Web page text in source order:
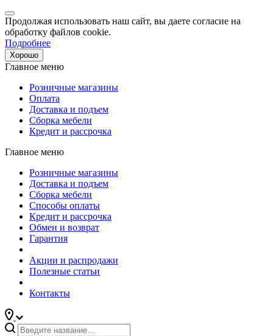
Продолжая использовать наш сайт, вы даете согласие на
обработку файлов cookie.
Подробнее
Хорошо
Главное меню
Розничные магазины
Оплата
Доставка и подъем
Сборка мебели
Кредит и рассрочка
Главное меню
Розничные магазины
Доставка и подъем
Сборка мебели
Способы оплаты
Кредит и рассрочка
Обмен и возврат
Гарантия
Акции и распродажи
Полезные статьи
Контакты